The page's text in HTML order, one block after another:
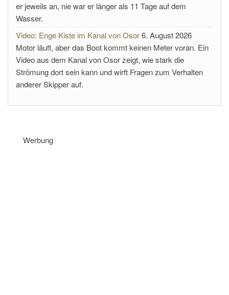
er jeweils an, nie war er länger als 11 Tage auf dem
Wasser.
Video: Enge Kiste im Kanal von Osor6. August 2026
Motor läuft, aber das Boot kommt keinen Meter voran. Ein
Video aus dem Kanal von Osor zeigt, wie stark die
Strömung dort sein kann und wirft Fragen zum Verhalten
anderer Skipper auf.
Werbung